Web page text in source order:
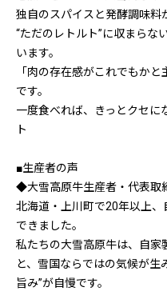
独自のスパイスと発酵調味料
“ただのレトルト”に収まらな
います。
「肉の存在感がこれでもか
です。
一度食べれば、きっとクセ
ト
■生産者の声
◆大雪高原牛生産者・代表取
北海道・上川町で20年以上
できました。
私たちの大雪高原牛は、自家
と、雪国ならではの気候が生
旨み”が自慢です。